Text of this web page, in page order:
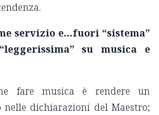
servizio e…fuori “sistema”
su musica e
fare musica è rendere un
nelle dichiarazioni del Maestro;